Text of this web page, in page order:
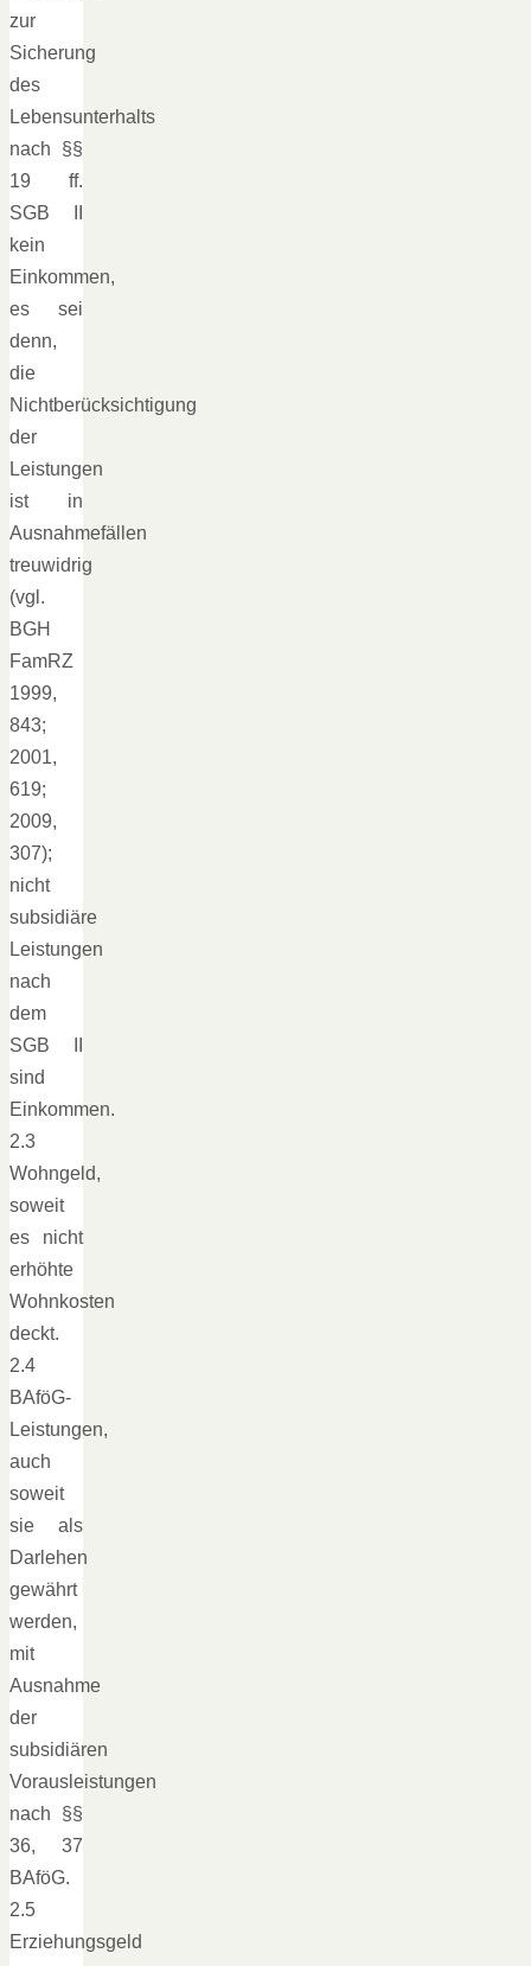
zur
Sicherung
des
Lebensunterhalts
nach §§
19 ff.
SGB II
kein
Einkommen,
es sei
denn,
die
Nichtberücksichtigung
der
Leistungen
ist in
Ausnahmefällen
treuwidrig
(vgl.
BGH
FamRZ
1999,
843;
2001,
619;
2009,
307);
nicht
subsidiäre
Leistungen
nach
dem
SGB II
sind
Einkommen.
2.3
Wohngeld,
soweit
es nicht
erhöhte
Wohnkosten
deckt.
2.4
BAföG-
Leistungen,
auch
soweit
sie als
Darlehen
gewährt
werden,
mit
Ausnahme
der
subsidiären
Vorausleistungen
nach §§
36, 37
BAföG.
2.5
Erziehungsgeld